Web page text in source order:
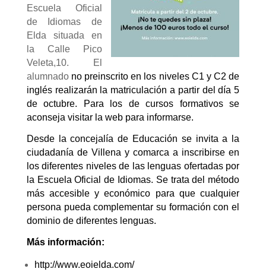
Escuela Oficial
de Idiomas de
Elda situada en
la Calle Pico
Veleta,10. El
alumnadono preinscrito en los niveles C1 y C2 de
inglés realizarán la matriculación a partir del día 5
de octubre. Para los de cursos formativos se
aconseja visitar la web para informarse.
Desde la concejalía de Educación se invita a la
ciudadanía de Villena y comarca a inscribirse en
los diferentes niveles de las lenguas ofertadas por
la Escuela Oficial de Idiomas. Se trata del método
más accesible y económico para que cualquier
persona pueda complementar su formación con el
dominio de diferentes lenguas.
Más información:
http://www.eoielda.com/